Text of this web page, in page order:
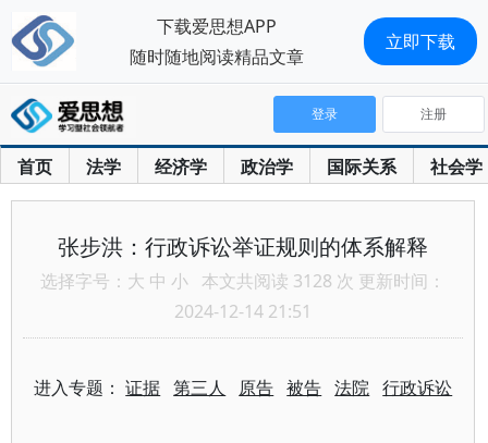
首页 法学 经济学 政治学 国际关系 社会学
登录 注册
张步洪：行政诉讼举证规则的体系解释
选择字号： 大 中 小 本文共阅读 3128 次 更新时间：
2024-12-14 21:51
进入专题：证据 第三人 原告 被告 法院 行政诉讼
下载爱思想APP
随时随地阅读精品文章
立即下载